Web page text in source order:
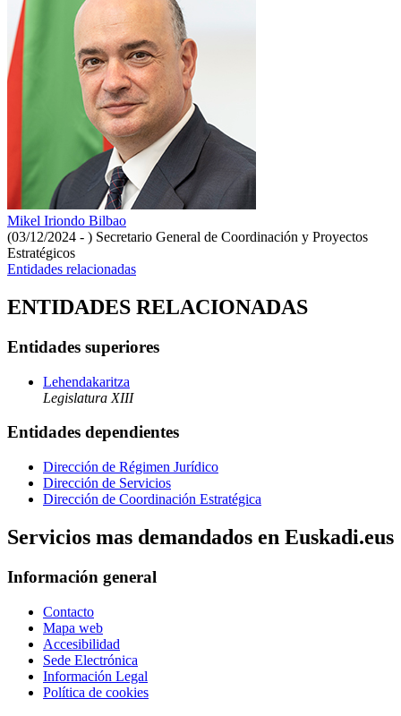
Mikel Iriondo Bilbao
(03/12/2024 - ) Secretario General de Coordinación y Proyectos
Estratégicos
Entidades relacionadas
ENTIDADES RELACIONADAS
Entidades superiores
Lehendakaritza
Legislatura XIII
Entidades dependientes
Dirección de Régimen Jurídico
Dirección de Servicios
Dirección de Coordinación Estratégica
Servicios mas demandados en Euskadi.eus
Información general
Contacto
Mapa web
Accesibilidad
Sede Electrónica
Información Legal
Política de cookies